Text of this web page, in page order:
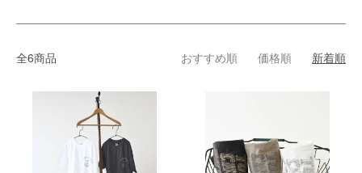
全6商品 おすすめ順 価格順 新着順